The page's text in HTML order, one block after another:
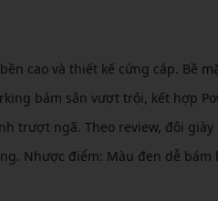
cao và thiết kế cứng cáp. Bề
bám sân vượt trội, kết hợp
trượt ngã. Theo review, đôi
Nhược điểm: Màu đen dễ bám